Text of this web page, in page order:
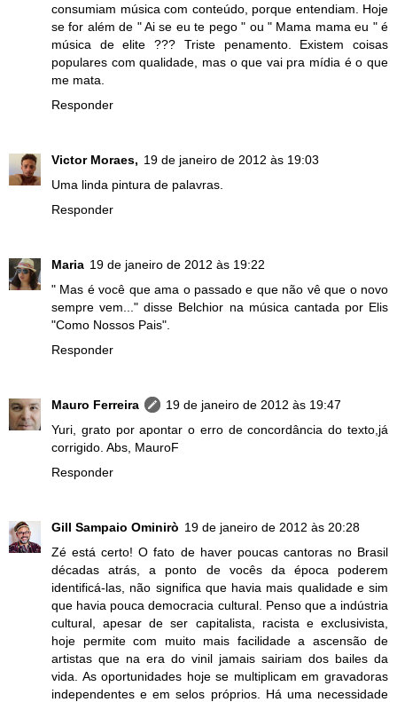
consumiam música com conteúdo, porque entendiam. Hoje
se for além de " Ai se eu te pego " ou " Mama mama eu " é
música de elite ??? Triste penamento. Existem coisas
populares com qualidade, mas o que vai pra mídia é o que
me mata.
Responder
Victor Moraes, 19 de janeiro de 2012 às 19:03
Uma linda pintura de palavras.
Responder
Maria 19 de janeiro de 2012 às 19:22
" Mas é você que ama o passado e que não vê que o novo
sempre vem..." disse Belchior na música cantada por Elis
"Como Nossos Pais".
Responder
Mauro Ferreira
19 de janeiro de 2012 às 19:47
Yuri, grato por apontar o erro de concordância do texto,já
corrigido. Abs, MauroF
Responder
Gill Sampaio Ominirò 19 de janeiro de 2012 às 20:28
Zé está certo! O fato de haver poucas cantoras no Brasil
décadas atrás, a ponto de vocês da época poderem
identificá-las, não significa que havia mais qualidade e sim
que havia pouca democracia cultural. Penso que a indústria
cultural, apesar de ser capitalista, racista e exclusivista,
hoje permite com muito mais facilidade a ascensão de
artistas que na era do vinil jamais sairiam dos bailes da
vida. As oportunidades hoje se multiplicam em gravadoras
independentes e em selos próprios. Há uma necessidade